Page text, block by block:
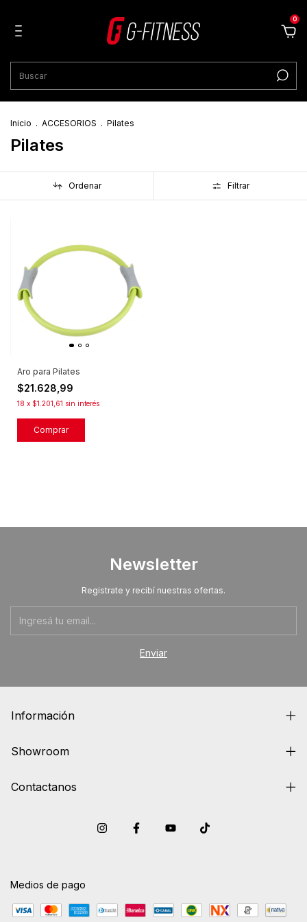
0
Inicio . ACCESORIOS . Pilates
Pilates
Ordenar Filtrar
Aro para Pilates
$21.628,99
18 x $1.201,61 sin interés
Newsletter
Registrate y recibí nuestras ofertas.
Información
Showroom
Contactanos
Medios de pago